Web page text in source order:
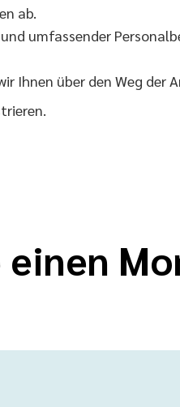
ab.
umfassender
Ihnen über den Weg der